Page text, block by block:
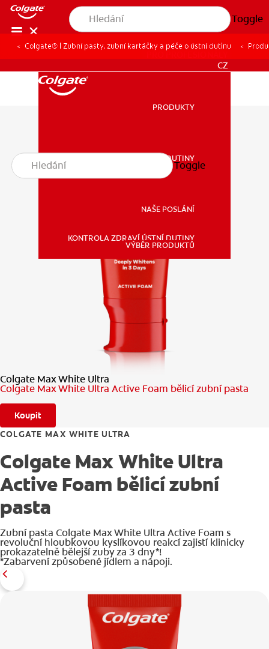
Toggle
ZDRAVÍ ÚSTNÍ DUTINY
KONTROLA ZDRAVÍ ÚSTNÍ DUTINY
CZ
PRODUKTY
ZDRAVÍ ÚSTNÍ DUTINY
NAŠE POSLÁNÍ
KONTROLA ZDRAVÍ ÚSTNÍ DUTINY
VÝBĚR PRODUKTŮ
Toggle
Colgate® | Zubní pasty, zubní kartáčky a péče o ústní dutinu
Colgate Max White Ultra
Colgate Max White Ultra Active Foam bělicí zubní pasta
Koupit
COLGATE MAX WHITE ULTRA
Colgate Max White Ultra
Active Foam bělicí zubní
pasta
Zubní pasta Colgate Max White Ultra Active Foam s
revoluční hloubkovou kyslíkovou reakcí zajistí klinicky
prokazatelně bělejší zuby za 3 dny*!
*Zabarvení způsobené jídlem a nápoji.